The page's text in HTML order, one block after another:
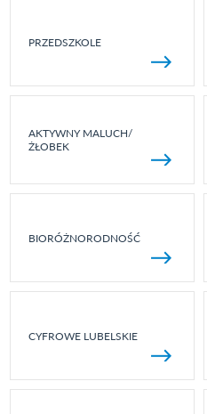
PRZEDSZKOLE
AKTYWNY MALUCH/
ŻŁOBEK
BIORÓŻNORODNOŚĆ
CYFROWE LUBELSKIE